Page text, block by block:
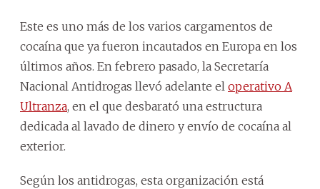
Este es uno más de los varios cargamentos de
cocaína que ya fueron incautados en Europa en los
últimos años. En febrero pasado, la Secretaría
Nacional Antidrogas llevó adelante el operativo A
Ultranza, en el que desbarató una estructura
dedicada al lavado de dinero y envío de cocaína al
exterior.
Según los antidrogas, esta organización está